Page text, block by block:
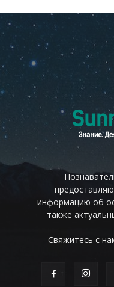
информацию об
также
Свяжитесь с